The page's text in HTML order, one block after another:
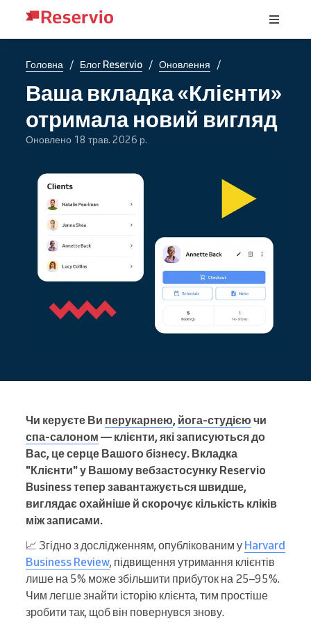
Головна / Блог Reservio / Оновлення /
Ваша вкладка «Клієнти»
отримала новий вигляд
Оновлено 18 трав. 2026 р.
Чи керуєте Ви перукарнею, йога-студією чи
спа-салоном — клієнти, які записуються до
Вас, це серце Вашого бізнесу. Вкладка
"Клієнти" у Вашому вебзастосунку Reservio
Business тепер завантажується швидше,
виглядає охайніше й скорочує кількість кліків
між записами.
📈 Згідно з дослідженням, опублікованим у Harvard
Business Review, підвищення утримання клієнтів
лише на 5% може збільшити прибуток на 25–95%.
Чим легше знайти історію клієнта, тим простіше
зробити так, щоб він повернувся знову.